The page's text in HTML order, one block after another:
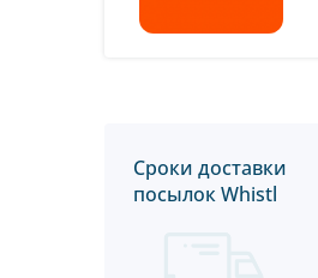
Сроки доставки
посылок Whistl